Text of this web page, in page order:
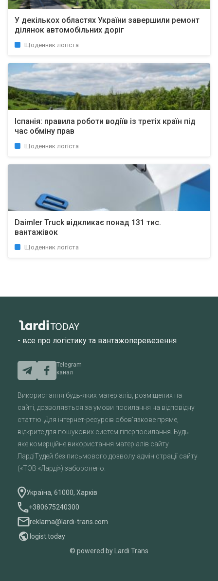
У декількох областях України завершили ремонт
ділянок автомобільних доріг
Щоденник логіста
Іспанія: правила роботи водіїв із третіх країн під
час обміну прав
Щоденник логіста
Daimler Truck відкликає понад 131 тис.
вантажівок
Щоденник логіста
- все про логістику та вантажоперевезення
Telegram
канал
Використання будь-яких матеріалів, розміщених на
сайті, дозволяється за умови посилання на відповідну
статтю. Для інтернет-ресурсів обов'язкове пряме,
відкрите для пошукових систем гіперпосилання. Будь-
яке комерційне використання матеріалів сайту
ЛардіТудей без письмового дозволу адміністрації сайту
(«ТОВ «Ларді») заборонено.
Україна, 61000, Харків
+380675240300
reklama@lardi-trans.com
logist.today
© powered by Lardi Trans